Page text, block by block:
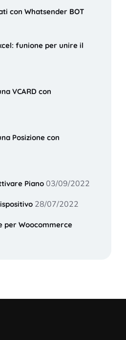
con Whatsender BOT
funione per unire il
VCARD con
Posizione con
Piano 03/09/2022
28/07/2022
per Woocommerce